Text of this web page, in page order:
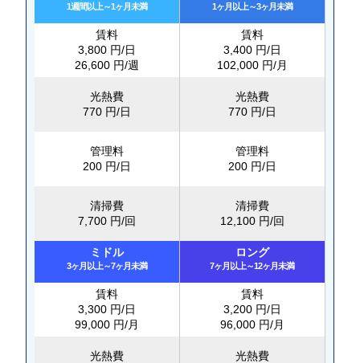
1週間以上～1ヶ月未満
賃料
3,800 円/日
26,600 円/週
光熱費
770 円/日
管理料
200 円/日
清掃費
7,700 円/回
1ヶ月以上～3ヶ月未満
賃料
3,400 円/日
102,000 円/月
光熱費
770 円/日
管理料
200 円/日
清掃費
12,100 円/回
ミドル
3ヶ月以上～7ヶ月未満
賃料
3,300 円/日
99,000 円/月
光熱費
ロング
7ヶ月以上～12ヶ月未満
賃料
3,200 円/日
96,000 円/月
光熱費